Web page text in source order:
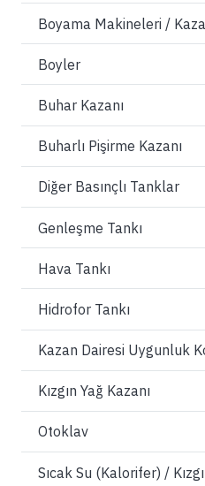
Boyama Makineleri /
Boyler
Buhar Kazanı
Buharlı Pişirme Kazanı
Diğer Basınçlı Tanklar
Genleşme Tankı
Hava Tankı
Hidrofor Tankı
Kazan Dairesi Uygunluk
Kızgın Yağ Kazanı
Otoklav
Sıcak Su (Kalorifer) /